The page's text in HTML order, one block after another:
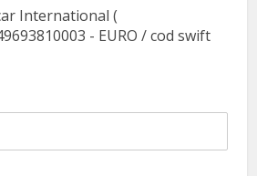
International (
- EURO / cod swift